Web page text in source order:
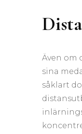
Även om
sina
såklart